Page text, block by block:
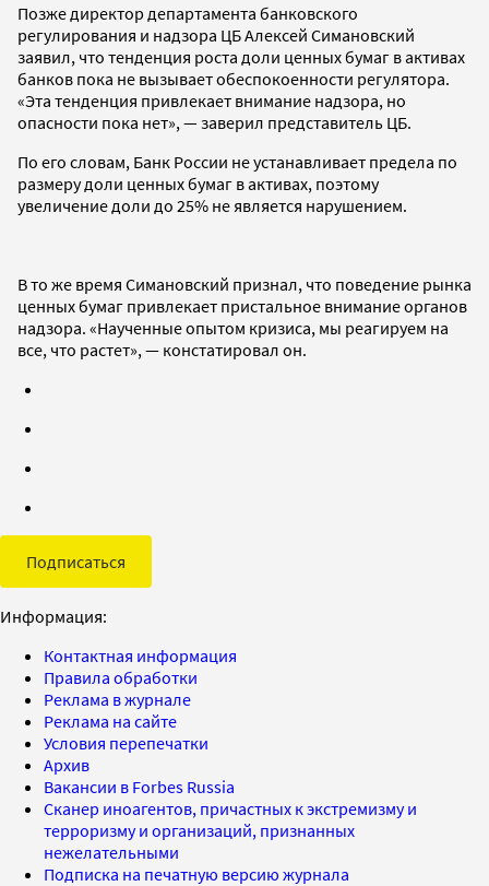
Позже директор департамента банковского
регулирования и надзора ЦБ Алексей Симановский
заявил, что тенденция роста доли ценных бумаг в активах
банков пока не вызывает обеспокоенности регулятора.
«Эта тенденция привлекает внимание надзора, но
опасности пока нет», — заверил представитель ЦБ.
По его словам, Банк России не устанавливает предела по
размеру доли ценных бумаг в активах, поэтому
увеличение доли до 25% не является нарушением.
В то же время Симановский признал, что поведение рынка
ценных бумаг привлекает пристальное внимание органов
надзора. «Наученные опытом кризиса, мы реагируем на
все, что растет», — констатировал он.
Подписаться
Информация:
Контактная информация
Правила обработки
Реклама в журнале
Реклама на сайте
Условия перепечатки
Архив
Вакансии в Forbes Russia
Сканер иноагентов, причастных к экстремизму и
терроризму и организаций, признанных
нежелательными
Подписка на печатную версию журнала